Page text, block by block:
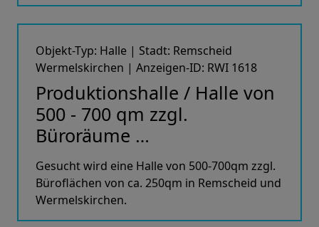
Objekt-Typ: Halle | Stadt: Remscheid
Wermelskirchen | Anzeigen-ID: RWI 1618
Produktionshalle / Halle von
500 - 700 qm zzgl.
Büroräume …
Gesucht wird eine Halle von 500-700qm zzgl.
Büroflächen von ca. 250qm in Remscheid und
Wermelskirchen.